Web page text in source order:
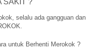
SAKIT ?
selalu ada gangguan dan
untuk Berhenti Merokok ?